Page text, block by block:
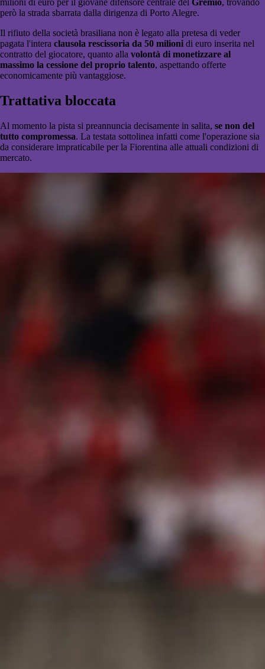
milioni di euro per il giovane difensore centrale del Gremio, trovando
però la strada sbarrata dalla dirigenza di Porto Alegre.
Il rifiuto della società brasiliana non è legato alla pretesa di veder
pagata l'intera clausola rescissoria da 50 milioni di euro inserita nel
contratto del giocatore, quanto alla volontà di monetizzare al
massimo la cessione del proprio talento, aspettando offerte
economicamente più vantaggiose.
Trattativa bloccata
Al momento la pista si preannuncia decisamente in salita, se non del
tutto compromessa. La testata sottolinea infatti come l'operazione sia
da considerare impraticabile per la Fiorentina alle attuali condizioni di
mercato.